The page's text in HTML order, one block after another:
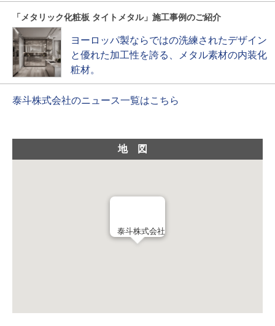
「メタリック化粧板 タイトメタル」施工事例のご紹介
ヨーロッパ製ならではの洗練されたデザイン
と優れた加工性を誇る、メタル素材の内装化
粧材。
泰斗株式会社のニュース一覧はこちら
地図
泰斗株式会社